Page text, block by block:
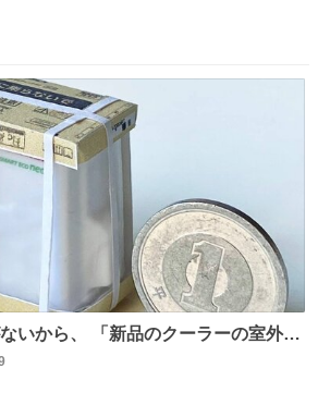
ってみた！ めっちゃ簡単！ ありがと
いから、 「新品のクーラーの室外機
ていってよ